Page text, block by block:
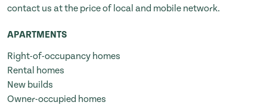
contact us at the price of local and mobile network.
APARTMENTS
Right-of-occupancy homes
Rental homes
New builds
Owner-occupied homes